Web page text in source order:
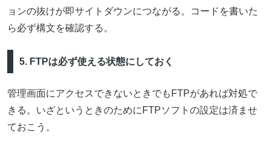
ョンの抜けが即サイトダウンにつながる。コードを書いた
ら必ず構文を確認する。
5. FTPは必ず使える状態にしておく
管理画面にアクセスできないときでもFTPがあれば対処で
きる。いざというときのためにFTPソフトの設定は済ませ
ておこう。